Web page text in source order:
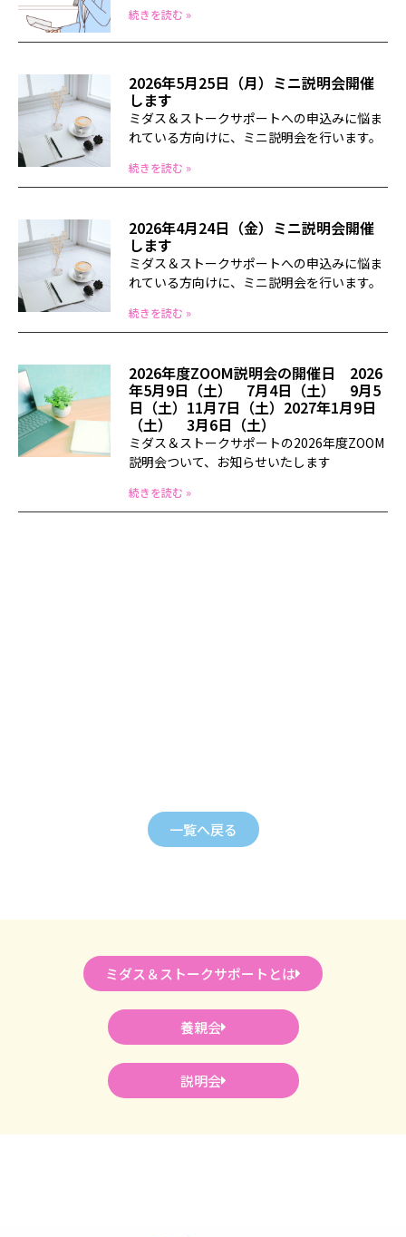
続きを読む »
2026年5月25日（月）ミニ説明会開催
します
ミダス＆ストークサポートへの申込みに悩ま
れている方向けに、ミニ説明会を行います。
続きを読む »
2026年4月24日（金）ミニ説明会開催
します
ミダス＆ストークサポートへの申込みに悩ま
れている方向けに、ミニ説明会を行います。
続きを読む »
2026年度ZOOM説明会の開催日 2026
年5月9日（土） 7月4日（土） 9月5
日（土）11月7日（土）2027年1月9日
（土） 3月6日（土）
ミダス＆ストークサポートの2026年度ZOOM
説明会ついて、お知らせいたします
続きを読む »
一覧へ戻る
ミダス＆ストークサポートとは
養親会
説明会